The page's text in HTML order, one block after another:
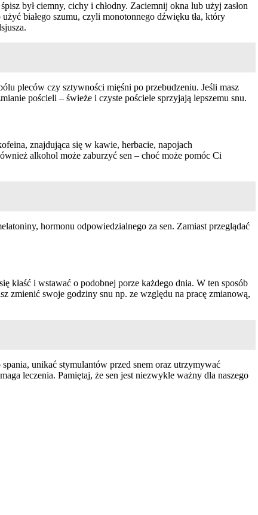
był ciemny, cichy i chłodny. Zaciemnij okna lub użyj zasłon
białego szumu, czyli monotonnego dźwięku tła, który
pleców czy sztywności mięśni po przebudzeniu. Jeśli masz
pościeli – świeże i czyste pościele sprzyjają lepszemu snu.
znajdująca się w kawie, herbacie, napojach
alkohol może zaburzyć sen – choć może pomóc Ci
hormonu odpowiedzialnego za sen. Zamiast przeglądać
kłaść i wstawać o podobnej porze każdego dnia. W ten sposób
zmienić swoje godziny snu np. ze względu na pracę zmianową,
unikać stymulantów przed snem oraz utrzymywać
leczenia. Pamiętaj, że sen jest niezwykle ważny dla naszego